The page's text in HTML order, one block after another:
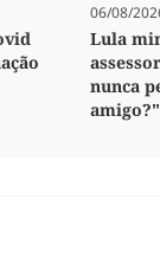
06/08/
Lula
nunca
amigo?"